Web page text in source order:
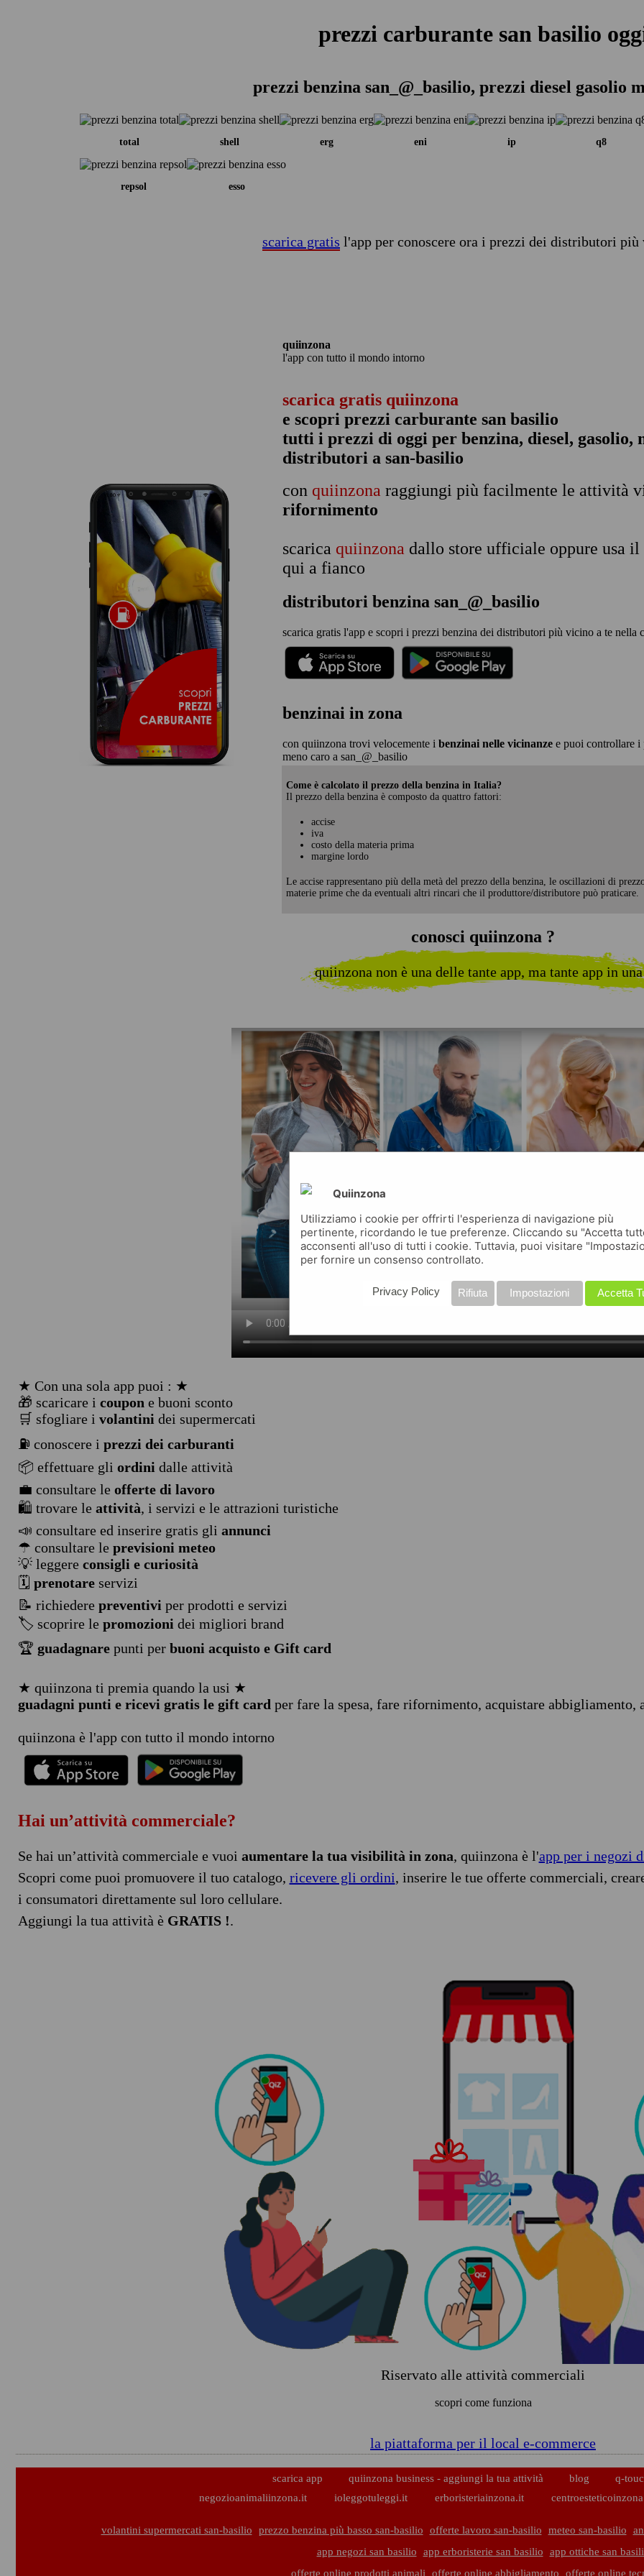
prezzi carburante san basilio
prezzi benzina san_@_basilio, prezzi diesel gasolio
total shell erg eni ip q8
repsol esso
scarica gratis l'app per conoscere ora i prezzi dei distributori più
quiinzona
l'app con tutto il mondo intorno
scarica gratis quiinzona
e scopri prezzi carburante san basilio
tutti i prezzi di oggi per benzina, diesel, gasolio,
distributori a san-basilio
con quiinzona raggiungi più facilmente le attività
rifornimento
scarica quiinzona dallo store ufficiale oppure usa il
qui a fianco
distributori benzina san_@_basilio
scarica gratis l'app e scopri i prezzi benzina dei distributori più vicino a te nella
benzinai in zona
con quiinzona trovi velocemente i benzinai nelle vicinanze e puoi controllare i
meno caro a san_@_basilio
Come è calcolato il prezzo della benzina in Italia?
Il prezzo della benzina è composto da quattro fattori:
accise
iva
costo della materia prima
margine lordo
Le accise rappresentano più della metà del prezzo della benzina, le oscillazioni di
materie prime che da eventuali altri rincari che il produttore/distributore può praticare.
conosci quiinzona ?
quiinzona non è una delle tante app, ma tante app in
★ Con una sola app puoi : ★
🎁 scaricare i coupon e buoni sconto
🛒 sfogliare i volantini dei supermercati
⛽ conoscere i prezzi dei carburanti
📦 effettuare gli ordini dalle attività
💼 consultare le offerte di lavoro
🛍️ trovare le attività, i servizi e le attrazioni turistiche
📣 consultare ed inserire gratis gli annunci
☂ consultare le previsioni meteo
💡 leggere consigli e curiosità
🗓️ prenotareservizi
📝 richiedere preventivi per prodotti e servizi
🏷️ scoprire le promozioni dei migliori brand
🏆 guadagnarepunti per buoni acquisto e Gift card
★ quiinzona ti premia quando la usi ★
guadagni punti e ricevi gratis le gift card per fare la spesa, fare rifornimento, acquistare abbigliamento,
quiinzona è l'app con tutto il mondo intorno
Hai un’attività commerciale?
Se hai un’attività commerciale e vuoi aumentare la tua visibilità in zona, quiinzona è l'app per i negozi
Scopri come puoi promuovere il tuo catalogo, ricevere gli ordini, inserire le tue offerte commerciali,
i consumatori direttamente sul loro cellulare.
Aggiungi la tua attività è GRATIS !.
Riservato alle attività commerciali
scopri come funziona
la piattaforma per il local e-commerce
scarica app quiinzona business - aggiungi la tua attività blog
q-
negozioanimaliinzona.it
ioleggotuleggi.it erboristeriainzona.it
volantini supermercati san-basilio prezzo benzina più basso san-basilio offerte lavoro san-basilio meteo san-basilio
app negozi san basilio
app erboristerie san basilio
app ottiche san
offerte online prodotti animali
offerte online abbigliamento offerte online
Quiinzona
Utilizziamo i cookie per offrirti l'esperienza di navigazione più
pertinente, ricordando le tue preferenze. Cliccando su "Accetta
acconsenti all'uso di tutti i cookie. Tuttavia, puoi visitare
per fornire un consenso controllato.
Accetta
Impostazioni
Rifiuta
Privacy Policy